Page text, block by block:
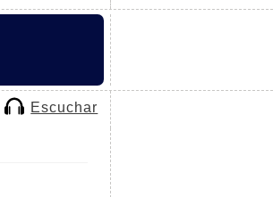
Escuchar